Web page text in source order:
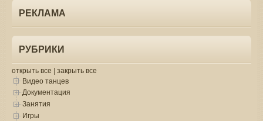
РЕКЛАМА
РУБРИКИ
открыть все | закрыть все
Видео танцев
Документация
Занятия
Игры